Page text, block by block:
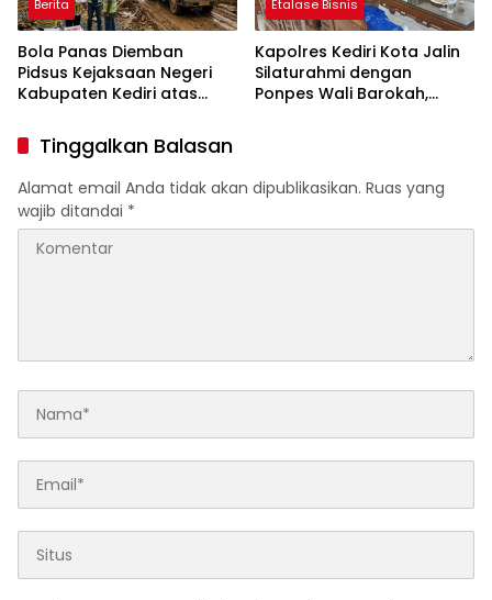
Berita
Bola Panas Diemban
Pidsus Kejaksaan Negeri
Kabupaten Kediri atas
Penggunaan Material
Ilegal Proyek Tol Kediri
Oleh PT. HASTARI JAYA
SENTOSA
Etalase Bisnis
Kapolres Kediri Kota Jalin
Silaturahmi dengan
Ponpes Wali Barokah,
Tinggalkan Balasan
Alamat email Anda tidak akan dipublikasikan. Ruas yang
wajib ditandai *